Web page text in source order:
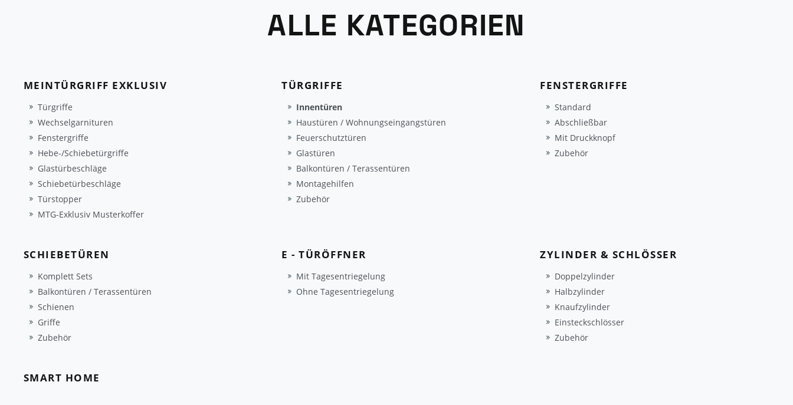
ALLE KATEGORIEN
MEINTÜRGRIFF EXKLUSIV
Türgriffe
Wechselgarnituren
Fenstergriffe
Hebe-/Schiebetürgriffe
Glastürbeschläge
Schiebetürbeschläge
Türstopper
MTG-Exklusiv Musterkoffer
TÜRGRIFFE
Innentüren
Haustüren / Wohnungseingangstüren
Feuerschutztüren
Glastüren
Balkontüren / Terassentüren
Montagehilfen
Zubehör
FENSTERGRIFFE
Standard
Abschließbar
Mit Druckknopf
Zubehör
SCHIEBETÜREN
Komplett Sets
Balkontüren / Terassentüren
Schienen
Griffe
Zubehör
E - TÜRÖFFNER
Mit Tagesentriegelung
Ohne Tagesentriegelung
ZYLINDER & SCHLÖSSER
Doppelzylinder
Halbzylinder
Knaufzylinder
Einsteckschlösser
Zubehör
SMART HOME